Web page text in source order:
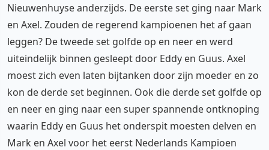
Nieuwenhuyse anderzijds. De eerste set ging naar Mark
en Axel. Zouden de regerend kampioenen het af gaan
leggen? De tweede set golfde op en neer en werd
uiteindelijk binnen gesleept door Eddy en Guus. Axel
moest zich even laten bijtanken door zijn moeder en zo
kon de derde set beginnen. Ook die derde set golfde op
en neer en ging naar een super spannende ontknoping
waarin Eddy en Guus het onderspit moesten delven en
Mark en Axel voor het eerst Nederlands Kampioen